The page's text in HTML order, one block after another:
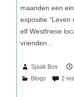
Sjaak Bos